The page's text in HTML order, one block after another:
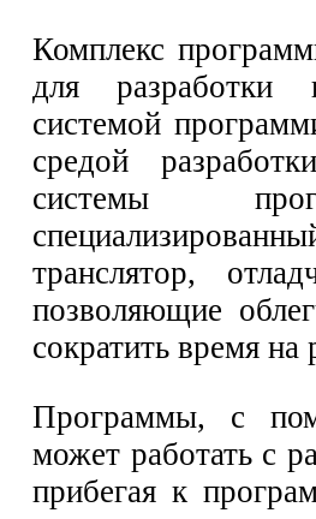
Комплекс
для разработки
системой
средой
системы
транслятор,
позволяющие
сократить время
Программы, с
может работать с
прибегая к